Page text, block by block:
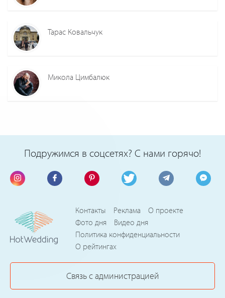
Тарас Ковальчук
Микола Цимбалюк
Подружимся в соцсетях? С нами горячо!
Контакты Реклама
О проекте
Фото дня
Видео дня
Политика конфиденциальности
О рейтингах
Связь с администрацией